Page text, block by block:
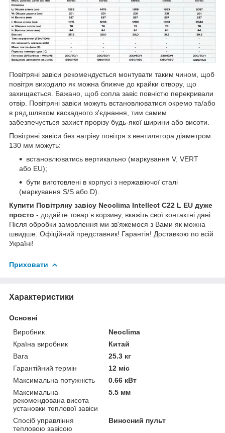
Повітряні завіси рекомендується монтувати таким чином, щоб
повітря виходило як можна ближче до крайки отвору, що
захищається. Бажано, щоб сопла завіс повністю перекривали
отвір. Повітряні завіси можуть встановлюватися окремо та/або
в ряд,шляхом каскадного з'єднання, тим самим
забезпечується захист прорізу будь-якої ширини або висоти.
Повітряні завіси без нагріву повітря з вентилятора діаметром
130 мм можуть:
встановлюватись вертикально (маркування V, VERT
або EU);
бути виготовлені в корпусі з нержавіючої сталі
(маркування S/S або D).
Купити Повітряну завісу Neoclima Intellect C22 L EU дуже
просто - додайте товар в корзину, вкажіть свої контактні дані.
Після обробки замовлення ми зв'яжемося з Вами як можна
швидше. Офіційний представник! Гарантія! Доставкою по всій
Україні!
Приховати
Характеристики
Основні
Виробник
Neoclima
Країна виробник
Китай
Вага
25.3 кг
Гарантійний термін
12 міс
Максимальна потужність
0.66 кВт
Максимальна
рекомендована висота
установки теплової завіси
5.5 мм
Спосіб управління
тепловою завісою
Виносний пульт